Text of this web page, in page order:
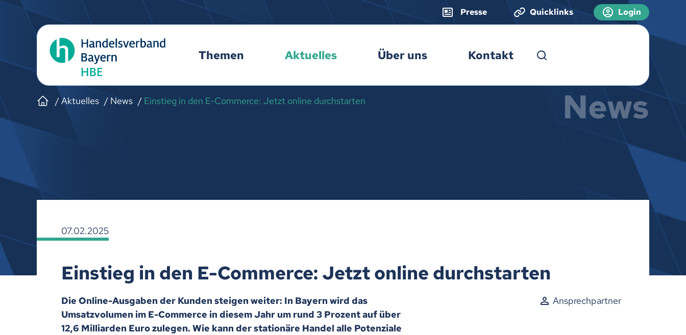
Presse Quicklinks Login
Themen Aktuelles Über uns Kontakt
Aktuelles News Einstieg in den E-Commerce: Jetzt online durchstarten News
07.02.2025
Einstieg in den E-Commerce: Jetzt online durchstarten
Die Online-Ausgaben der Kunden steigen weiter: In Bayern wird das
Umsatzvolumen im E-Commerce in diesem Jahr um rund 3 Prozent auf über
12,6 Milliarden Euro zulegen. Wie kann der stationäre Handel alle Potenziale
Ansprechpartner